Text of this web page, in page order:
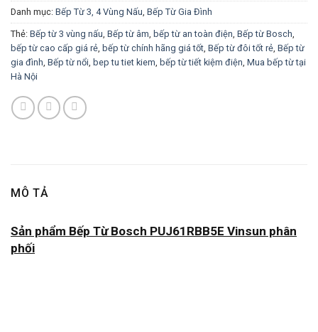
Danh mục: Bếp Từ 3, 4 Vùng Nấu Bếp Từ Gia Đình
Thẻ: Bếp từ 3 vùng nấu Bếp từ âm bếp từ an toàn điện Bếp từ Bosch
bếp từ cao cấp giá rẻ, bếp từ chính hãng giá tốt, Bếp từ đôi tốt rẻ, Bếp từ
gia đình Bếp từ nổi bep tu tiet kiem bếp từ tiết kiệm điện Mua bếp từ tại
Hà Nội
MÔ TẢ
Sản phẩm Bếp Từ Bosch PUJ61RBB5E Vinsun phân
phối